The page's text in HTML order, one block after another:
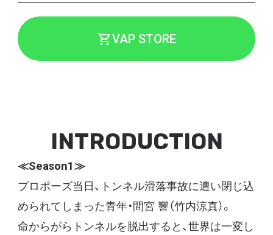
VAP STORE
INTRODUCTION
≪Season1≫
プロポーズ当日、トンネル滑落事故に遭い閉じ込
められてしまった青年・間宮 響（竹内涼真）。
命からがらトンネルを脱出すると、世界は一変し